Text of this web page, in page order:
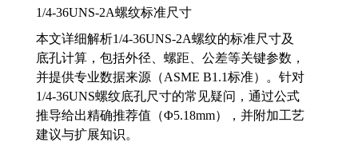
1/4-36UNS-2A螺纹标准尺寸
本文详细解析1/4-36UNS-2A螺纹的标准尺寸及
底孔计算，包括外径、螺距、公差等关键参数，
并提供专业数据来源（ASME B1.1标准）。针对
1/4-36UNS螺纹底孔尺寸的常见疑问，通过公式
推导给出精确推荐值（Φ5.18mm），并附加工艺
建议与扩展知识。